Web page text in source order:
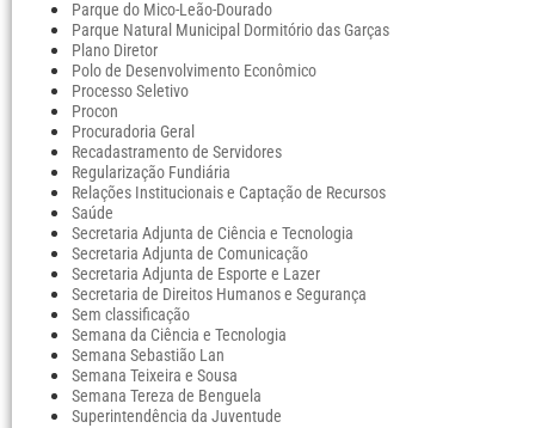
Parque do Mico-Leão-Dourado
Parque Natural Municipal Dormitório das Garças
Plano Diretor
Polo de Desenvolvimento Econômico
Processo Seletivo
Procon
Procuradoria Geral
Recadastramento de Servidores
Regularização Fundiária
Relações Institucionais e Captação de Recursos
Saúde
Secretaria Adjunta de Ciência e Tecnologia
Secretaria Adjunta de Comunicação
Secretaria Adjunta de Esporte e Lazer
Secretaria de Direitos Humanos e Segurança
Sem classificação
Semana da Ciência e Tecnologia
Semana Sebastião Lan
Semana Teixeira e Sousa
Semana Tereza de Benguela
Superintendência da Juventude